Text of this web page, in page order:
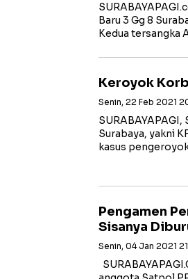
Baru 3 Gg 8
Kedua tersangka
Keroyok
Senin, 22 Feb 2021
Surabaya, yakni
kasus
Pengamen
Sisanya
Senin, 04 Jan 2021